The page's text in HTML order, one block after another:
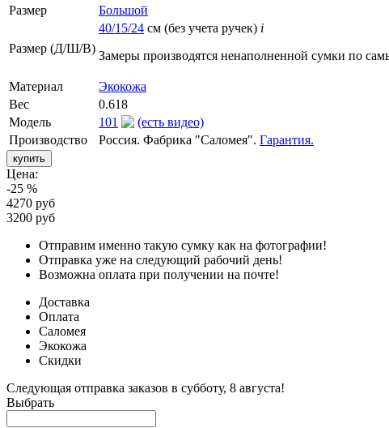
Размер
Большой
Размер (Д/Ш/В)
40/15/24 см (без учета ручек) i
Замеры производятся ненаполненной сумки по
Материал
Экокожа
Вес
0.618
Модель
101
(есть видео)
Производство
Россия. Фабрика "Саломея". Гарантия.
Цена:
-25 %
4270 руб
3200 руб
Отправим именно такую сумку как на фотографии!
Отправка уже на следующий рабочий день!
Возможна оплата при получении на почте!
Доставка
Оплата
Саломея
Экокожа
Скидки
Следующая отправка заказов в субботу, 8 августа!
Выбрать